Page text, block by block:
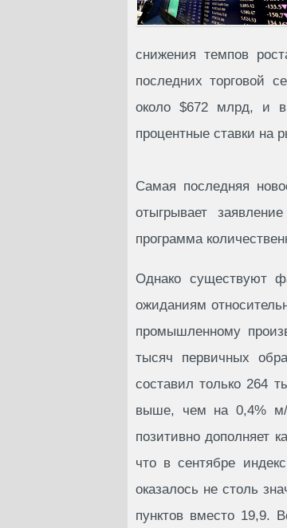
снижения темпов
последних торговой
около $672 млрд, и
процентные ставки на
Самая последняя
отыгрывает
программа
Однако существуют
ожиданиям
промышленному
тысяч первичных
составил только 264
выше, чем на 0,4%
позитивно дополняет
что в сентябре
оказалось не столь
пунктов вместо 19,9.